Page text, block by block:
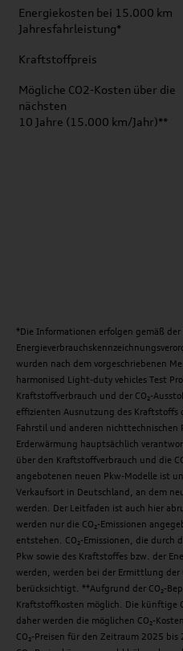
Energiekosten bei 15.000 km
Jahresfahrleistung*
Kraftstoffpreis
Mögliche CO2-Kosten über die
nächsten
10 Jahre (15.000 km/Jahr)**
*Die Informationen erfolgen gemäß der
wurden nach dem vorgeschriebenen
harmonised Light-duty vehicles Test
Kraftstoffverbrauch und der CO₂-
effizienten Ausnutzung des Kraftstoffs
Fahrstil und anderen nichttechnischen
Erderwärmung hauptsächlich
über den Kraftstoffverbrauch und die
angebotenen neuen Pkw-Modelle ist
Verkaufsort in Deutschland, an dem
werden. Der Leitfaden ist auch hier
werden nur die CO₂-Emissionen
entstehen. CO₂-Emissionen, die
Pkw sowie des Kraftstoffes bzw. der
werden, werden bei der Ermittlung der
berücksichtigt. **Aufgrund der CO₂-
Kraftstoffkosten möglich. Die künftige
daher werden die möglichen CO₂-
CO₂-Preisen für den Zeitraum 2025